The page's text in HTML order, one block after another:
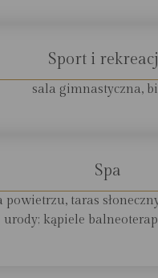
Sport i
sala gimnastyczna,
Spa
taras
urody; kąpiele